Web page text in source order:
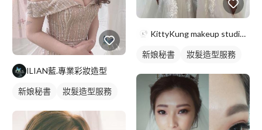
ILIAN藍.專業彩妝造型
新娘秘書 妝髮造型服務
KittyKung makeup studio-新秘kitt
新娘秘書 妝髮造型服務